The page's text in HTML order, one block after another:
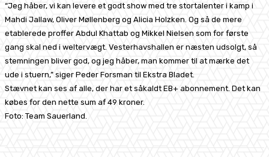
“Jeg håber, vi kan levere et godt show med tre stortalenter i kamp i
Mahdi Jallaw, Oliver Møllenberg og Alicia Holzken. Og så de mere
etablerede proffer Abdul Khattab og Mikkel Nielsen som for første
gang skal ned i weltervægt. Vesterhavshallen er næsten udsolgt, så
stemningen bliver god, og jeg håber, man kommer til at mærke det
ude i stuern,” siger Peder Forsman til Ekstra Bladet.
Stævnet kan ses af alle, der har et såkaldt EB+ abonnement. Det kan
købes for den nette sum af 49 kroner.
Foto: Team Sauerland.